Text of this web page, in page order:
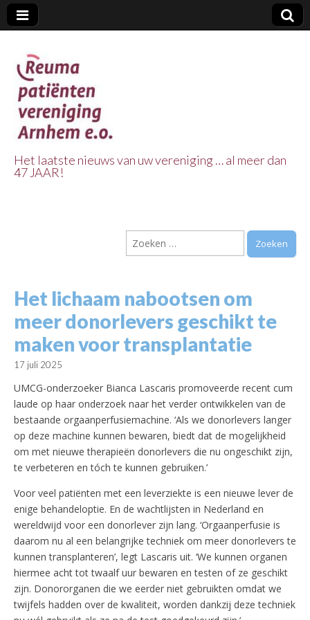
Vereniging
Arnhem e.o.
Het laatste nieuws van uw vereniging … al meer dan
47 JAAR!
Zoeken
naar:
Het lichaam nabootsen om
meer donorlevers geschikt te
maken voor transplantatie
17 juli 2025
UMCG-onderzoeker Bianca Lascaris promoveerde recent cum
laude op haar onderzoek naar het verder ontwikkelen van de
bestaande orgaanperfusiemachine. ‘Als we donorlevers langer
op deze machine kunnen bewaren, biedt dat de mogelijkheid
om met nieuwe therapieën donorlevers die nu ongeschikt zijn,
te verbeteren en tóch te kunnen gebruiken.’
Voor veel patiënten met een leverziekte is een nieuwe lever de
enige behandeloptie. En de wachtlijsten in Nederland en
wereldwijd voor een donorlever zijn lang. ‘Orgaanperfusie is
daarom nu al een belangrijke techniek om meer donorlevers te
kunnen transplanteren’, legt Lascaris uit. ‘We kunnen organen
hiermee acht tot twaalf uur bewaren en testen of ze geschikt
zijn. Donororganen die we eerder niet gebruikten omdat we
twijfels hadden over de kwaliteit, worden dankzij deze techniek